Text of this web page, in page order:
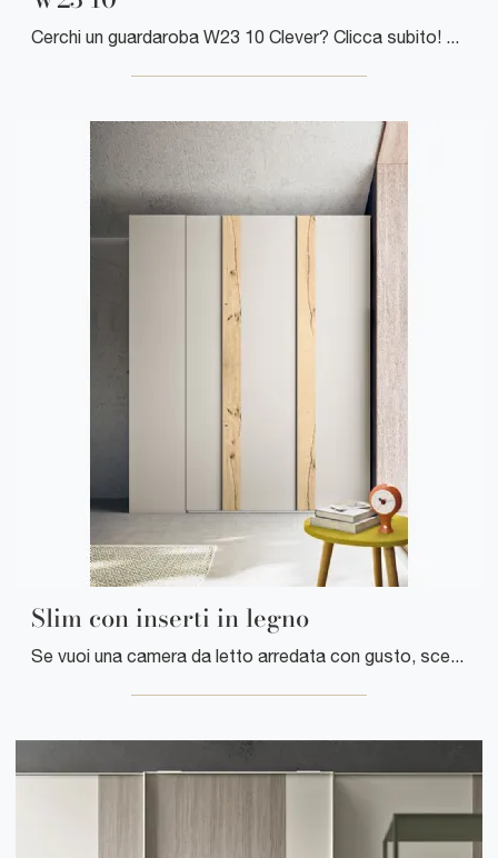
Cerchi un guardaroba W23 10 Clever? Clicca subito! Gli armadi a muro con ante scorrevoli ti attendono.
Slim con inserti in legno
Se vuoi una camera da letto arredata con gusto, scegli l'armadio Slim con inserti in legno con ante battenti di Clever!